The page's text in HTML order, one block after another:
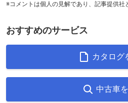
※コメントは個人の見解であり、記事提供社
おすすめのサービス
カタログ
中古車